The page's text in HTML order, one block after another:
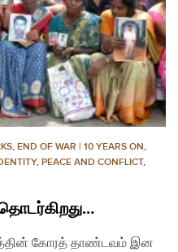
, END OF WAR | 10 YEARS ON,
, PEACE AND CONFLICT,
கோரத் தாண்டவம் இன